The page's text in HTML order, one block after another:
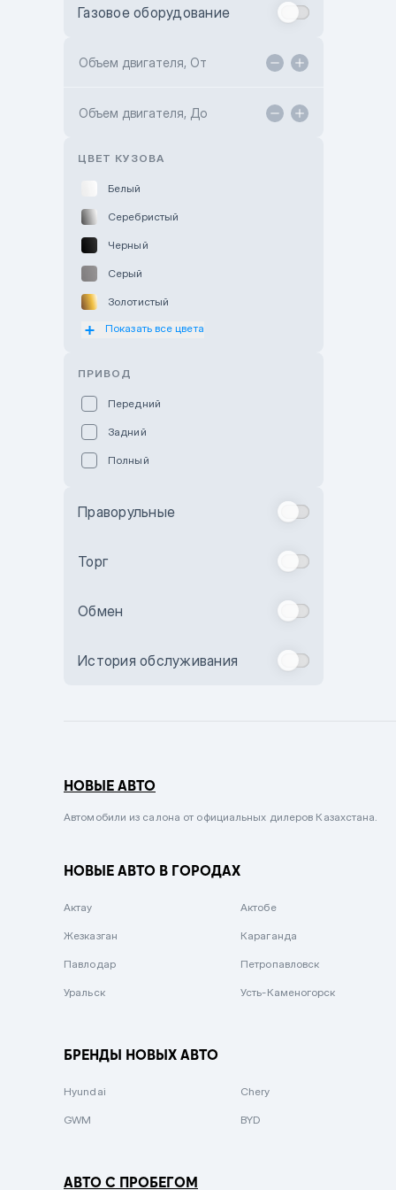
Toyota Kokshetau
Hyundai ShymCity
Газовое оборудование
Объем двигателя, От
Объем двигателя, До
ЦВЕТ КУЗОВА
Белый
Серебристый
Черный
Серый
Золотистый
Оранжевый
Бежевый
Комбинированный
Сиреневый металлик
Вишневый
Зеленый металлик
Показать все цвета
ПРИВОД
Передний
Задний
Полный
Праворульные
Торг
Обмен
История обслуживания
НОВЫЕ АВТО
Автомобили из салона от официальных дилеров Казахстана.
НОВЫЕ АВТО В ГОРОДАХ
Актау Актобе
Жезказган Караганда
Павлодар Петропавловск
Уральск Усть-Каменогорск
БРЕНДЫ НОВЫХ АВТО
Hyundai Chery
GWM BYD
АВТО С ПРОБЕГОМ